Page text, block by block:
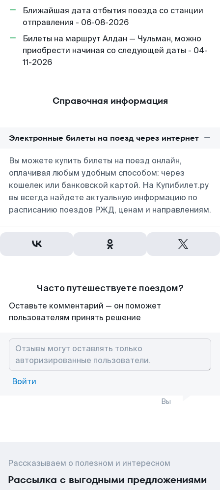
Ближайшая дата отбытия поезда со станции
отправления - 06-08-2026
Билеты на маршрут Алдан — Чульман, можно
приобрести начиная со следующей даты - 04-
11-2026
Справочная информация
Электронные билеты на поезд через интернет
Вы можете купить билеты на поезд онлайн,
оплачивая любым удобным способом: через
кошелек или банковской картой. На Купибилет.ру
вы всегда найдете актуальную информацию по
расписанию поездов РЖД, ценам и направлениям.
Часто путешествуете поездом?
Оставьте комментарий — он поможет
пользователям принять решение
Войти
Вы
Рассказываем о полезном и интересном
Рассылка с выгодными предложениями